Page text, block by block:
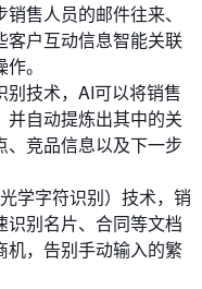
售人员的邮件往来、
客户互动信息智能关联
。
别技术，AI可以将销售
并自动提炼出其中的关
竞品信息以及下一步
学字符识别）技术，销
别名片、合同等文档
机，告别手动输入的繁